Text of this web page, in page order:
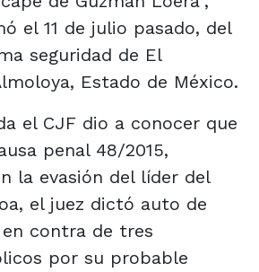
el 11 de julio pasado, del
seguridad de El
Estado de México.
el CJF dio a conocer que
penal 48/2015,
la evasión del líder del
el juez dictó auto de
contra de tres
por su probable